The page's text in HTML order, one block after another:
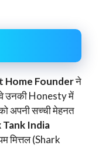
Home Founderने
वे उनकी Honesty में
अपनी सच्ची मेहनत
Tank India
मित्तल (Shark